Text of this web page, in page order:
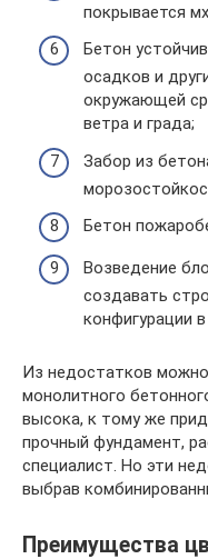
покрывается
Бетон
осадков и
окружающей
ветра и града;
Забор из
Бетон
Возведение
создавать
конфигурации в
Из недостатков
монолитного
высока, к тому же
прочный фундамент,
специалист. Но эти
выбрав
Преимущества